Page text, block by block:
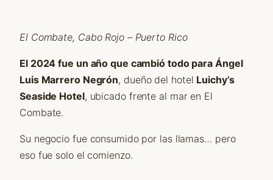
El Combate, Cabo Rojo – Puerto Rico
El 2024 fue un año que cambió todo para Ángel
Luis Marrero Negrón, dueño del hotel Luichy’s
Seaside Hotel, ubicado frente al mar en El
Combate.
Su negocio fue consumido por las llamas… pero
eso fue solo el comienzo.